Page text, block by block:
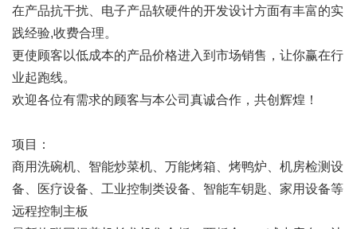
在产品抗干扰、电子产品软硬件的开发设计方面有丰富的实
践经验,收费合理。
更使顾客以低成本的产品价格进入到市场销售，让你赢在行
业起跑线。
欢迎各位有需求的顾客与本公司真诚合作，共创辉煌！
项目：
商用洗碗机、智能炒菜机、万能烤箱、烤鸭炉、机房检测设
备、医疗设备、工业控制类设备、智能车钥匙、家用设备等
远程控制主板